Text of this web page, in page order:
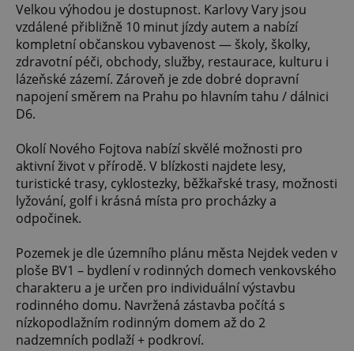
Velkou výhodou je dostupnost. Karlovy Vary jsou
vzdálené přibližně 10 minut jízdy autem a nabízí
kompletní občanskou vybavenost — školy, školky,
zdravotní péči, obchody, služby, restaurace, kulturu i
lázeňské zázemí. Zároveň je zde dobré dopravní
napojení směrem na Prahu po hlavním tahu / dálnici
D6.
Okolí Nového Fojtova nabízí skvělé možnosti pro
aktivní život v přírodě. V blízkosti najdete lesy,
turistické trasy, cyklostezky, běžkařské trasy, možnosti
lyžování, golf i krásná místa pro procházky a
odpočinek.
Pozemek je dle územního plánu města Nejdek veden v
ploše BV1 – bydlení v rodinných domech venkovského
charakteru a je určen pro individuální výstavbu
rodinného domu. Navržená zástavba počítá s
nízkopodlažním rodinným domem až do 2
nadzemních podlaží + podkroví.